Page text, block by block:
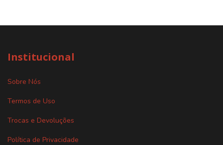
Institucional
Sobre Nós
Termos de Uso
Trocas e Devoluções
Política de Privacidade